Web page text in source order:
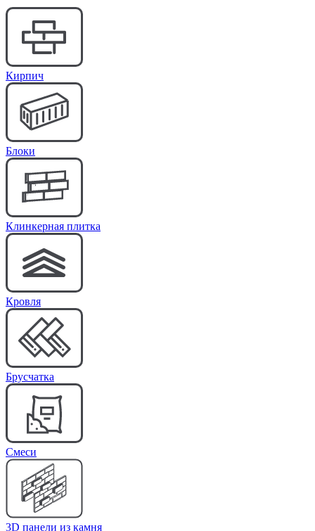
Кирпич
Блоки
Клинкерная плитка
Кровля
Брусчатка
Cмеси
3D панели из камня